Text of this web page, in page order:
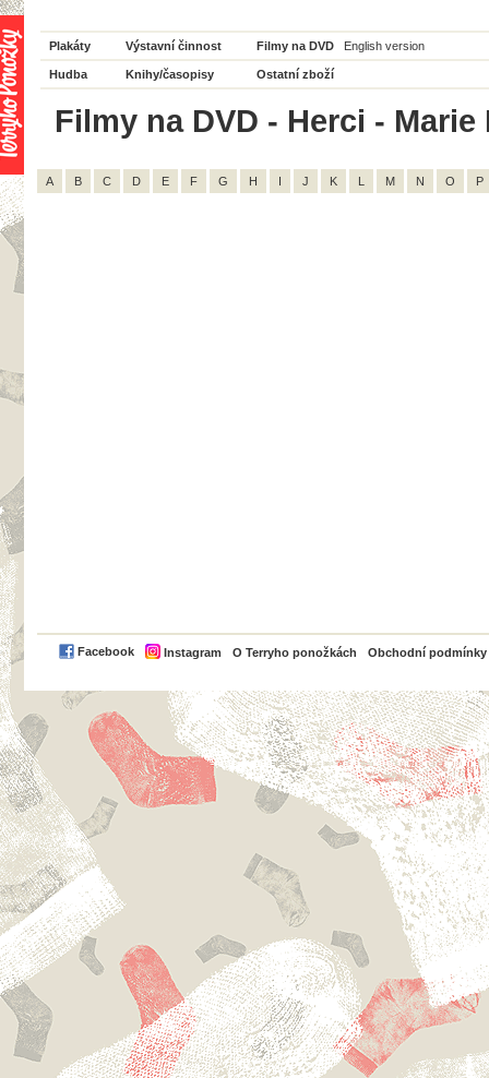
Plakáty Výstavní činnost Filmy na DVD English version
Hudba Knihy/časopisy Ostatní zboží
Filmy na DVD - Herci -
A B C D E F G H I J K L M N O P
Facebook Instagram O Terryho ponožkách Obchodní podmínky
PayPal